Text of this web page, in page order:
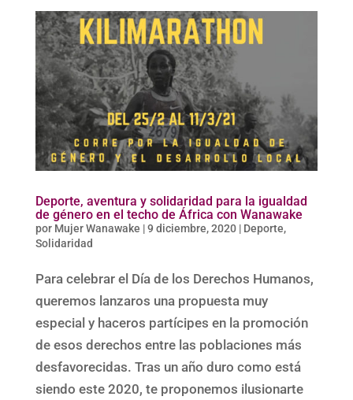
Deporte, aventura y solidaridad para la igualdad
de género en el techo de África con Wanawake
por Mujer Wanawake |9 diciembre, 2020| Deporte,
Solidaridad
Para celebrar el Día de los Derechos Humanos,
queremos lanzaros una propuesta muy
especial y haceros partícipes en la promoción
de esos derechos entre las poblaciones más
desfavorecidas. Tras un año duro como está
siendo este 2020, te proponemos ilusionarte